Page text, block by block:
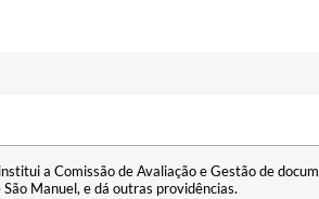
a Comissão de Avaliação e Gestão de
Manuel, e dá outras providências.